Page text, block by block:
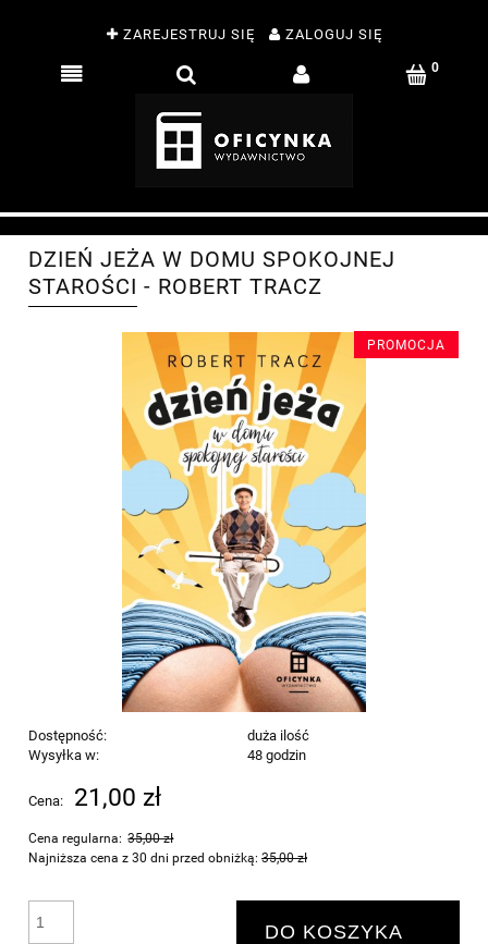
ZAREJESTRUJ SIĘ ZALOGUJ SIĘ
DZIEŃ JEŻA W DOMU SPOKOJNEJ
STAROŚCI - ROBERT TRACZ
PROMOCJA
Dostępność:
duża ilość
Wysyłka w:
48 godzin
Cena: 21,00 zł
Cena regularna: 35,00 zł
Najniższa cena z 30 dni przed obniżką: 35,00 zł
DO KOSZYKA